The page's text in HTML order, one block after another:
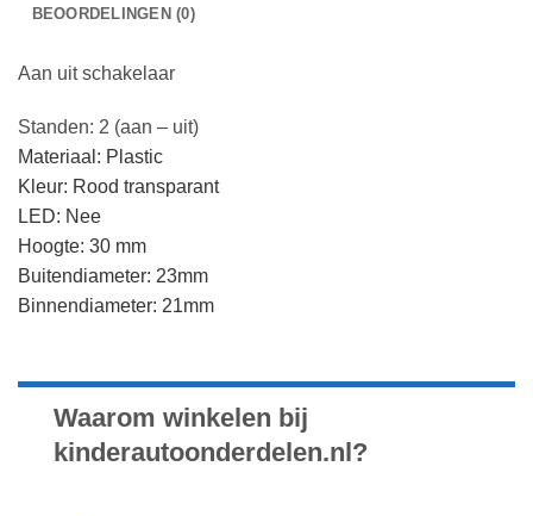
BEOORDELINGEN (0)
Aan uit schakelaar
Standen: 2 (aan – uit)
Materiaal: Plastic
Kleur: Rood transparant
LED: Nee
Hoogte: 30 mm
Buitendiameter: 23mm
Binnendiameter: 21mm
Waarom winkelen bij
kinderautoonderdelen.nl?